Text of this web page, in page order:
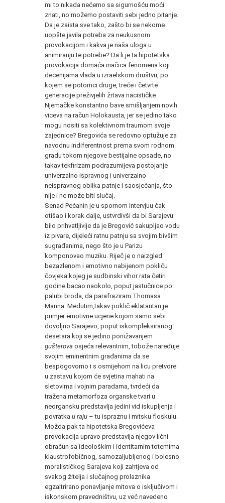
mi to nikada nećemo sa sigurnošću moći
znati, no možemo postaviti sebi jedno pitanje.
Da je zaista sve tako, zašto bi se nekome
uopšte javila potreba za neukusnom
provokacijom i kakva je naša uloga u
animiranju te potrebe? Da li je ta hipotetska
provokacija domaća inačica fenomena koji
decenijama vlada u izraelskom društvu, po
kojem se potomci druge, treće i četvrte
generacije preživjelih žrtava nacističke
Njemačke konstantno bave smišljanjem novih
viceva na račun Holokausta, jer se jedino tako
mogu nositi sa kolektivnom traumom svoje
zajednice? Bregovića se redovno optužuje za
navodnu indiferentnost prema svom rodnom
gradu tokom njegove bestijalne opsade, no
takav tekfirizam podrazumijeva postojanje
univerzalno ispravnog i univerzalno
neispravnog oblika patnje i saosjećanja, što
nije i ne može biti slučaj.
Senad Pećanin je u spornom intervjuu čak
otišao i korak dalje, ustvrdivši da bi Sarajevu
bilo prihvatljivije da je Bregović sakupljao vodu
iz pivare, dijeleći ratnu patnju sa svojim bivšim
sugrađanima, nego što je u Parizu
komponovao muziku. Riječ je o naizgled
bezazlenom i emotivno nabijenom pokliču
čovjeka kojeg je sudbinski vihor rata četiri
godine bacao naokolo, poput jastučnice po
palubi broda, da parafraziram Thomasa
Manna. Međutim,takav poklič eklatantan je
primjer emotivne ucjene kojom samo sebi
dovoljno Sarajevo, poput iskompleksiranog
desetara koji se jedino ponižavanjem
gušterova osjeća relevantnim, tobože naređuje
svojim eminentnim građanima da se
bespogovorno i s osmijehom na licu pretvore
u zastavu kojom će svjetina mahati na
sletovima i vojnim paradama, tvrdeći da
tražena metamorfoza organske tvari u
neorgansku predstavlja jedini vid iskupljenja i
povratka u raju – tu ispraznu i mitsku floskulu.
Možda pak ta hipotetska Bregovićeva
provokacija upravo predstavlja njegov lični
obračun sa ideološkim i identitarnim totemima
klaustrofobičnog, samozaljubljenog i bolesno
moralističkog Sarajeva koji zahtjeva od
svakog žitelja i slučajnog prolaznika
egzaltrirano ponavljanje mitova o isključivom i
iskonskom pravedništvu, uz već navedeno